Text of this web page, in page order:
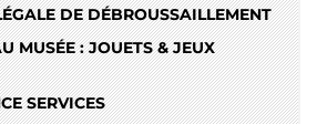
DE DÉBROUSSAILLEMENT
MUSÉE : JOUETS & JEUX
SERVICES